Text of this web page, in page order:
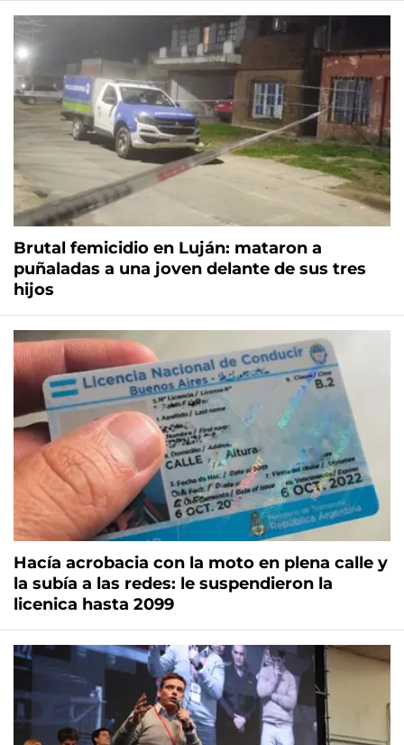
Brutal femicidio en Luján: mataron a
puñaladas a una joven delante de sus tres
hijos
Hacía acrobacia con la moto en plena calle y
la subía a las redes: le suspendieron la
licenica hasta 2099